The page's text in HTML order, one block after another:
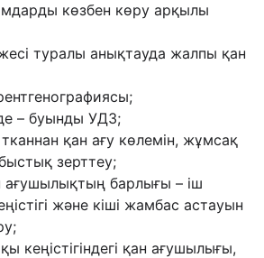
көзбен көру арқылы
туралы анықтауда жалпы қан
– буынды УДЗ;
қан ағу көлемін, жұмсақ
зерттеу;
ағушылықтың барлығы – іш
жəне кіші жамбас астауын
кеңістігіндегі қан ағушылығы,